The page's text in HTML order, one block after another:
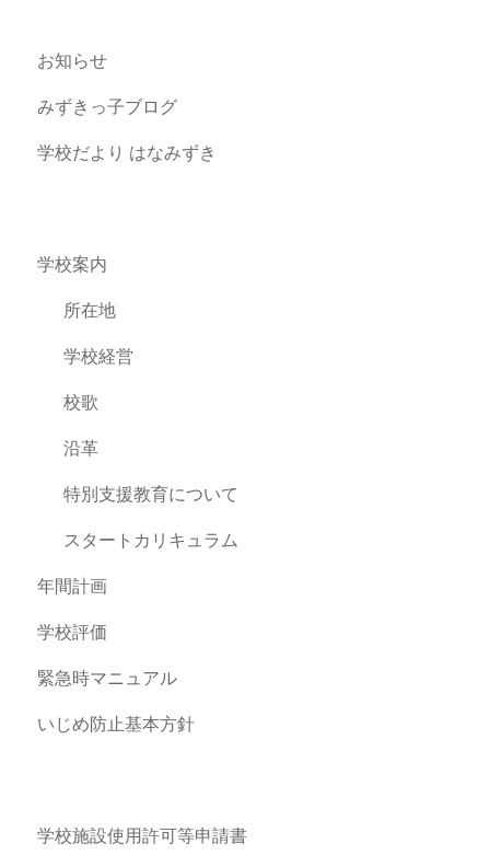
お知らせ
みずきっ子ブログ
学校だより はなみずき
学校案内
所在地
学校経営
校歌
沿革
特別支援教育について
スタートカリキュラム
年間計画
学校評価
緊急時マニュアル
いじめ防止基本方針
学校施設使用許可等申請書